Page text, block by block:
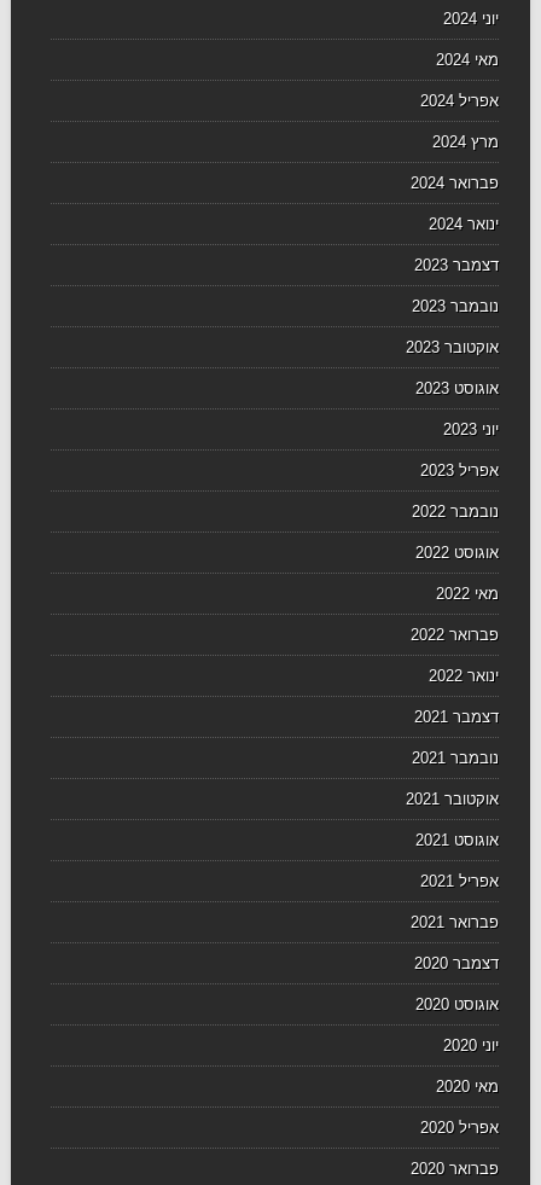
יוני 2024
מאי 2024
אפריל 2024
מרץ 2024
פברואר 2024
ינואר 2024
דצמבר 2023
נובמבר 2023
אוקטובר 2023
אוגוסט 2023
יוני 2023
אפריל 2023
נובמבר 2022
אוגוסט 2022
מאי 2022
פברואר 2022
ינואר 2022
דצמבר 2021
נובמבר 2021
אוקטובר 2021
אוגוסט 2021
אפריל 2021
פברואר 2021
דצמבר 2020
אוגוסט 2020
יוני 2020
מאי 2020
אפריל 2020
פברואר 2020